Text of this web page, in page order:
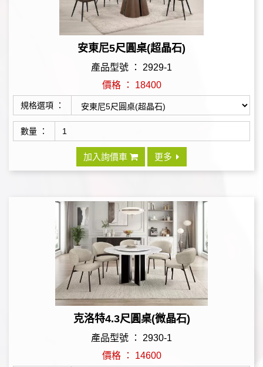
安東尼5尺圓桌(超晶石)
產品型號 ： 2929-1
價格 ： 18400
規格選項 ：
數量 ：
加入詢價車 更多
克洛特4.3尺圓桌(微晶石)
產品型號 ： 2930-1
價格 ： 14600